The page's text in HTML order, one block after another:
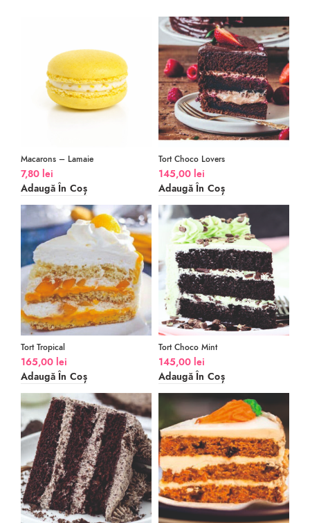
Macarons – Lamaie
7,80 lei
Adaugă În Coș
Tort Choco Lovers
145,00 lei
Adaugă În Coș
Tort Tropical
165,00 lei
Adaugă În Coș
Tort Choco Mint
145,00 lei
Adaugă În Coș